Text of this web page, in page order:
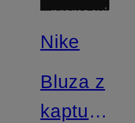
promocyjny
Nike
Bluza z
kapturem